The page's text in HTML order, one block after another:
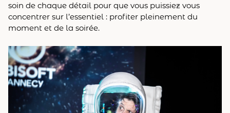
soin de chaque détail pour que vous puissiez vous
concentrer sur l’essentiel : profiter pleinement du
moment et de la soirée.